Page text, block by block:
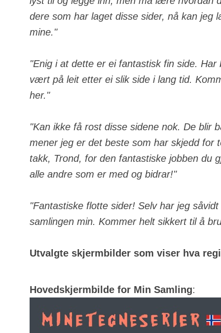
dere som har laget disse sider, nå kan jeg
mine."
"Enig i at dette er ei fantastisk fin side.
vært på leit etter ei slik side i lang tid.
her."
"Kan ikke få rost disse sidene nok. De blir
mener jeg er det beste som har skjedd for
takk, Trond, for den fantastiske jobben du
alle andre som er med og bidrar!"
"Fantastiske flotte sider! Selv har jeg
samlingen min. Kommer helt sikkert til å
Utvalgte skjermbilder som viser hva
Hovedskjermbilde for Min Samling: